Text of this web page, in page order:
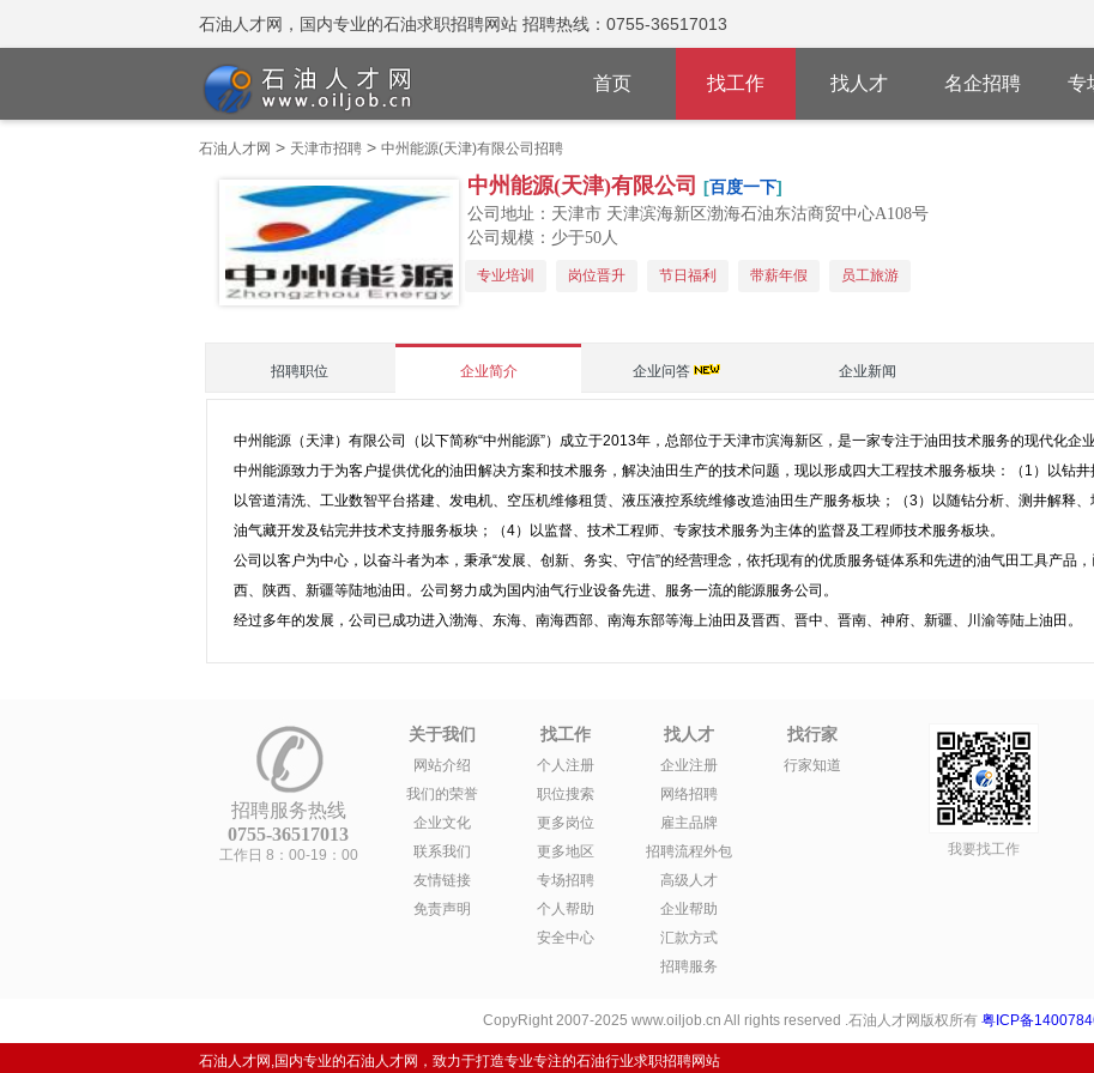
石油人才网，国内专业的石油求职招聘网站 招聘热线：0755-36517013
首页 找工作 找人才 名企招聘 专
石油人才网 > 天津市招聘> 中州能源(天津)有限公司招聘
中州能源(天津)有限公司 [百度一下]
公司地址：天津市 天津滨海新区渤海石油东沽商贸中心A108号
公司规模：少于50人
专业培训 岗位晋升 节日福利 带薪年假
员工旅游
招聘职位 企业简介 企业问答 企业新闻
中州能源（天津）有限公司（以下简称“中州能源”）成立于2013年，总部位于天津市滨海新区，是一家专注于油田技术服务的现代化企
中州能源致力于为客户提供优化的油田解决方案和技术服务，解决油田生产的技术问题，现以形成四大工程技术服务板块：（1）以钻井
以管道清洗、工业数智平台搭建、发电机、空压机维修租赁、液压液控系统维修改造油田生产服务板块；（3）以随钻分析、测井解释
油气藏开发及钻完井技术支持服务板块；（4）以监督、技术工程师、专家技术服务为主体的监督及工程师技术服务板块。
公司以客户为中心，以奋斗者为本，秉承“发展、创新、务实、守信”的经营理念，依托现有的优质服务链体系和先进的油气田工具产品
西、陕西、新疆等陆地油田。公司努力成为国内油气行业设备先进、服务一流的能源服务公司。
经过多年的发展，公司已成功进入渤海、东海、南海西部、南海东部等海上油田及晋西、晋中、晋南、神府、新疆、川渝等陆上油田。
招聘服务热线
0755-36517013
工作日 8：00-19：00
关于我们
网站介绍
我们的荣誉
企业文化
联系我们
友情链接
免责声明
找工作
个人注册
职位搜索
更多岗位
更多地区
专场招聘
个人帮助
安全中心
找人才
企业注册
网络招聘
雇主品牌
招聘流程外包
高级人才
企业帮助
汇款方式
招聘服务
找行家
行家知道
我要找工作
CopyRight 2007-2025 www.oiljob.cn All rights reserved .石油人才网版权所有 粤ICP备
石油人才网,国内专业的石油人才网，致力于打造专业专注的石油行业求职招聘网站